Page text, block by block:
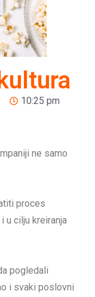
10:25 pm
ne samo
proces
u cilju kreiranja
pogledali
i svaki poslovni